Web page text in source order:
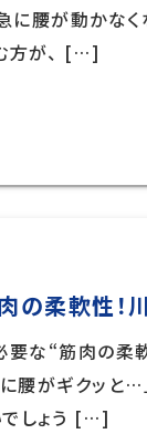
に腰が動かな
方が、 […]
の柔軟性
要な“筋肉の
腰がギクッと
しょう […]